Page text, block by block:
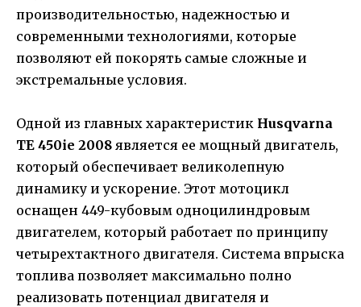
производительностью, надежностью и
современными технологиями, которые
позволяют ей покорять самые сложные и
экстремальные условия.
Одной из главных характеристик Husqvarna
TE 450ie 2008 является ее мощный двигатель,
который обеспечивает великолепную
динамику и ускорение. Этот мотоцикл
оснащен 449-кубовым одноцилиндровым
двигателем, который работает по принципу
четырехтактного двигателя. Система впрыска
топлива позволяет максимально полно
реализовать потенциал двигателя и